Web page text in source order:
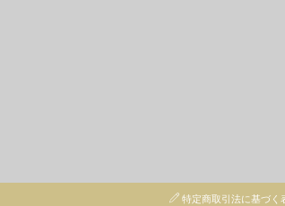
特定商取引法に基づく